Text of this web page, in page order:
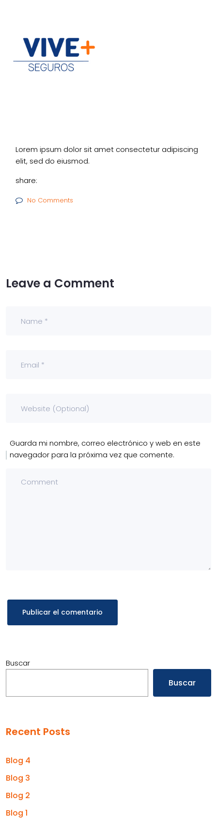
Lorem ipsum dolor sit amet consectetur adipiscing
elit, sed do eiusmod.
share:
No Comments
Leave a Comment
Guarda mi nombre, correo electrónico y web en este
navegador para la próxima vez que comente.
Buscar
Buscar
Recent Posts
Blog 4
Blog 3
Blog 2
Blog 1